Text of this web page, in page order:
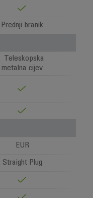
Prednji branik
Teleskopska
metalna cijev
EUR
Straight Plug